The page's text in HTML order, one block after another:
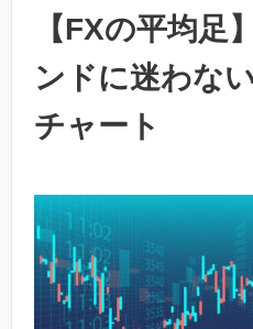
【FXの平均足
ンドに迷わな
チャート